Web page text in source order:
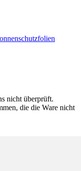
nicht überprüft.
die die Ware nicht